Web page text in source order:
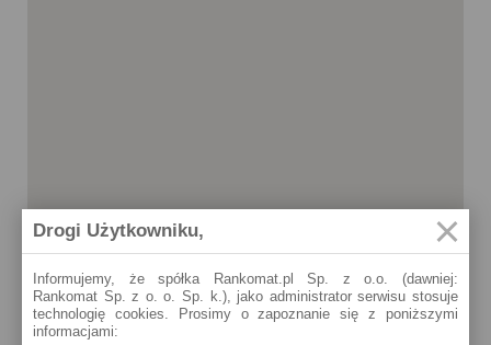
Drogi Użytkowniku,
Informujemy, że spółka Rankomat.pl Sp. z o.o. (dawniej:
Rankomat Sp. z o. o. Sp. k.), jako administrator serwisu stosuje
technologię cookies. Prosimy o zapoznanie się z poniższymi
informacjami: